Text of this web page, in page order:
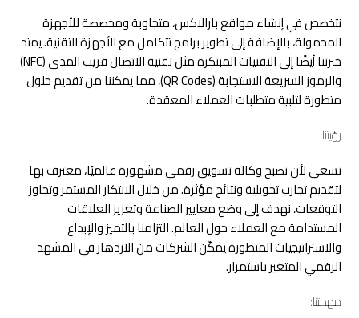
نتخصص في إنشاء مواقع بارالاكس، متجاوبة ومخصصة للأجهزة
المحمولة، بالإضافة إلى تطوير برامج تتكامل مع الأجهزة التقنية. يمتد
خبرتنا أيضًا إلى التقنيات المبتكرة مثل تقنية الاتصال قريب المدى (NFC)
والرموز السريعة الاستجابة (QR Codes)، مما يمكننا من تقديم حلول
متطورة لتلبية متطلبات العملاء المعقدة.
رؤيتنا:
نسعى لأن نصبح وكالة تسويق رقمي مشهورة عالميًا، معترف بها
لتقديم تجارب تحويلية ونتائج مؤثرة. من خلال الابتكار المستمر وتجاوز
التوقعات، نهدف إلى وضع معايير الصناعة وتعزيز العلاقات
المستدامة مع العملاء حول العالم. التزامنا بالتميز والإبداع
والاستراتيجيات المتطورة يمكّن الشركات من الازدهار في المشهد
الرقمي المتغير باستمرار.
مهمتنا: